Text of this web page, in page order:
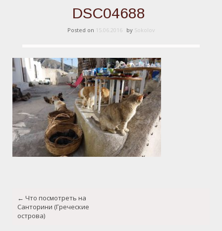
DSC04688
Posted on 15.06.2016 by Sokolov
navigation
← Что посмотреть на
Санторини (Греческие
острова)